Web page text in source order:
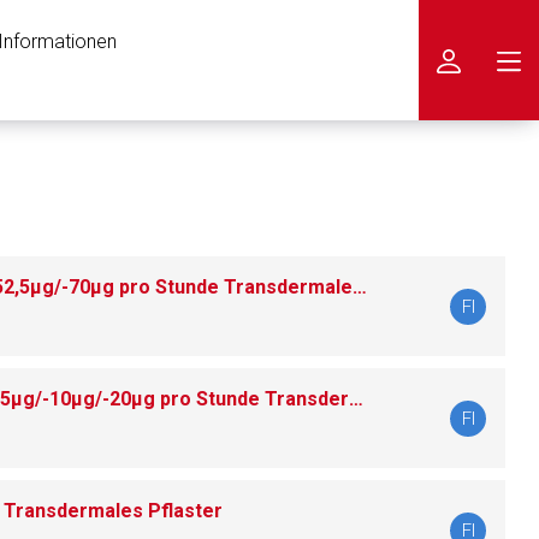
Buprenoratiopharm 35μg/-52,5μg/-70μg pro Stunde Transdermales Pflaster
FI
Buprenoratiopharm 7 Tage 5μg/-10μg/-20μg pro Stunde Transdermales Pflaster
FI
Pflaster
FI